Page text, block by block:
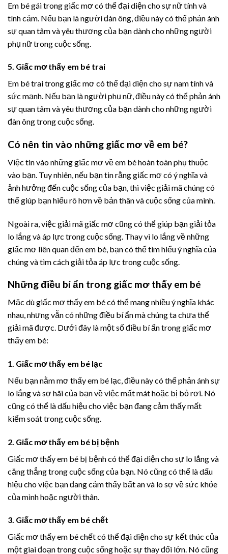
Em bé gái trong giấc mơ có thể đại diện cho sự nữ tính và
tình cảm. Nếu bạn là người đàn ông, điều này có thể phản ánh
sự quan tâm và yêu thương của bạn dành cho những người
phụ nữ trong cuộc sống.
5. Giấc mơ thấy em bé trai
Em bé trai trong giấc mơ có thể đại diện cho sự nam tính và
sức mạnh. Nếu bạn là người phụ nữ, điều này có thể phản ánh
sự quan tâm và yêu thương của bạn dành cho những người
đàn ông trong cuộc sống.
Có nên tin vào những giấc mơ về em bé?
Việc tin vào những giấc mơ về em bé hoàn toàn phụ thuộc
vào bạn. Tuy nhiên, nếu bạn tin rằng giấc mơ có ý nghĩa và
ảnh hưởng đến cuộc sống của bạn, thì việc giải mã chúng có
thể giúp bạn hiểu rõ hơn về bản thân và cuộc sống của mình.
Ngoài ra, việc giải mã giấc mơ cũng có thể giúp bạn giải tỏa
lo lắng và áp lực trong cuộc sống. Thay vì lo lắng về những
giấc mơ liên quan đến em bé, bạn có thể tìm hiểu ý nghĩa của
chúng và tìm cách giải tỏa áp lực trong cuộc sống.
Những điều bí ẩn trong giấc mơ thấy em bé
Mặc dù giấc mơ thấy em bé có thể mang nhiều ý nghĩa khác
nhau, nhưng vẫn có những điều bí ẩn mà chúng ta chưa thể
giải mã được. Dưới đây là một số điều bí ẩn trong giấc mơ
thấy em bé:
1. Giấc mơ thấy em bé lạc
Nếu bạn nằm mơ thấy em bé lạc, điều này có thể phản ánh sự
lo lắng và sợ hãi của bạn về việc mất mát hoặc bị bỏ rơi. Nó
cũng có thể là dấu hiệu cho việc bạn đang cảm thấy mất
kiểm soát trong cuộc sống.
2. Giấc mơ thấy em bé bị bệnh
Giấc mơ thấy em bé bị bệnh có thể đại diện cho sự lo lắng và
căng thẳng trong cuộc sống của bạn. Nó cũng có thể là dấu
hiệu cho việc bạn đang cảm thấy bất an và lo sợ về sức khỏe
của mình hoặc người thân.
3. Giấc mơ thấy em bé chết
Giấc mơ thấy em bé chết có thể đại diện cho sự kết thúc của
một giai đoạn trong cuộc sống hoặc sự thay đổi lớn. Nó cũng